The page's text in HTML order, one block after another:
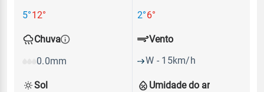
5°12°
2°6°
Chuva
0.0mm
Umidade do ar
Vento
W - 15km/h
Sol